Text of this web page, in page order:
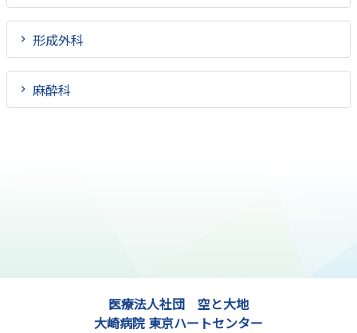
形成外科
麻酔科
医療法人社団 空と大地
大崎病院 東京ハートセンター